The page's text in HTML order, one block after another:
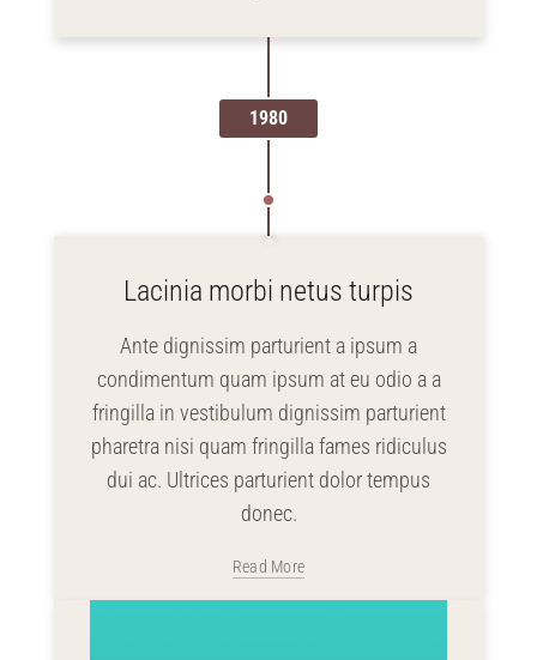
1980
Lacinia morbi netus turpis
Ante dignissim parturient a ipsum a
condimentum quam ipsum at eu odio a a
fringilla in vestibulum dignissim parturient
pharetra nisi quam fringilla fames ridiculus
dui ac. Ultrices parturient dolor tempus
donec.
Read More